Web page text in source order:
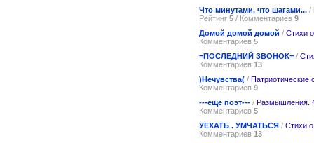
Что минутами, что шагами... /
Рейтинг 5 / Комментариев 9
Домой домой домой / Стихи
Комментариев 5
=ПОСЛЕДНИЙ ЗВОНОК= /
Комментариев 13
)Нечувства( / Патриотические
Комментариев 9
---ещё поэт--- / Размышления.
Комментариев 5
УЕХАТЬ . УМЧАТЬСЯ / Стихи
Комментариев 13